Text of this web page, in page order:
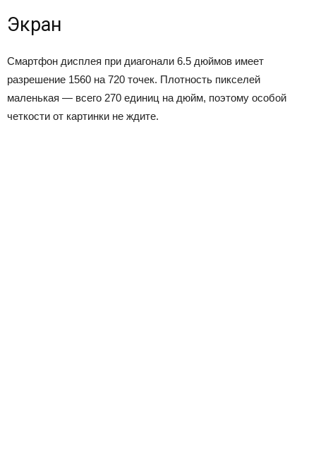
Экран
Смартфон дисплея при диагонали 6.5 дюймов имеет
разрешение 1560 на 720 точек. Плотность пикселей
маленькая — всего 270 единиц на дюйм, поэтому особой
четкости от картинки не ждите.